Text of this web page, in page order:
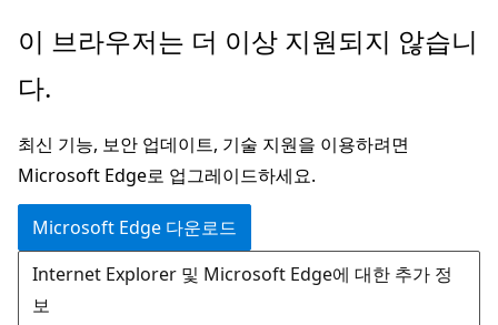
주
콘
츠
로
건
너
뛰
기
이 브라우저는 더 이상 지원되지 않습니
다.
최신 기능, 보안 업데이트, 기술 지원을 이용하려면
Microsoft Edge로 업그레이드하세요.
Microsoft Edge 다운로드
Internet Explorer 및 Microsoft Edge에 대한 추가 정
보